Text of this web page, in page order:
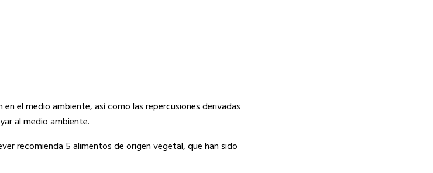
el medio ambiente, así como las repercusiones derivadas
al medio ambiente.
recomienda 5 alimentos de origen vegetal, que han sido